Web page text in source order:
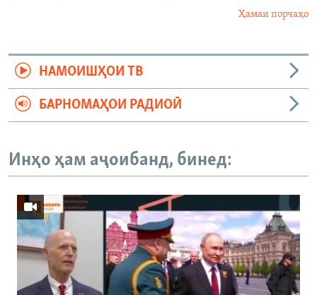
Ҳамаи порчаҳо
НАМОИШҲОИ ТВ
БАРНОМАҲОИ РАДИОӢ
Инҳо ҳам аҷоибанд, бинед: